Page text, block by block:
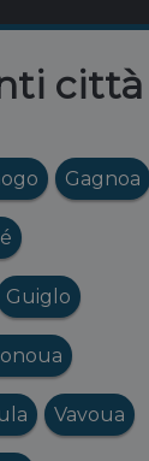
città
Gagnoa
Guiglo
Vavoua